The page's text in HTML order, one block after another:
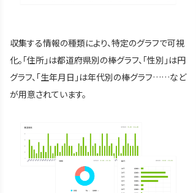
収集する情報の種類により、特定のグラフで可視
化。「住所」は都道府県別の棒グラフ、「性別」は円
グラフ、「生年月日」は年代別の棒グラフ……など
が用意されています。